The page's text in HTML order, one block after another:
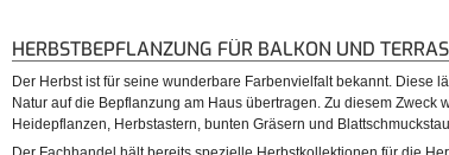
HERBSTBEPFLANZUNG FÜR BALKON UND
Der Herbst ist für seine wunderbare Farbenvielfalt bekannt. Diese
Natur auf die Bepflanzung am Haus übertragen. Zu diesem Zweck
Heidepflanzen, Herbstastern, bunten Gräsern und